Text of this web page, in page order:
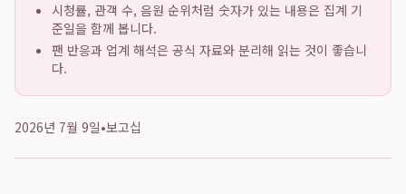
시청률, 관객 수, 음원 순위처럼 숫자가 있는 내용은 집계 기
준일을 함께 봅니다.
팬 반응과 업계 해석은 공식 자료와 분리해 읽는 것이 좋습니
다.
2026년 7월 9일•보고십